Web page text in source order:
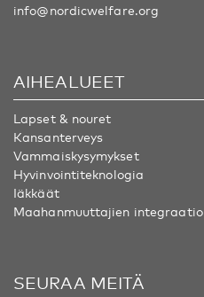
info@nordicwelfare.org
AIHEALUEET
Lapset & nouret
Kansanterveys
Vammaiskysymykset
Hyvinvointiteknologia
Iäkkäät
Maahanmuuttajien integraatio
SEURAA MEITÄ